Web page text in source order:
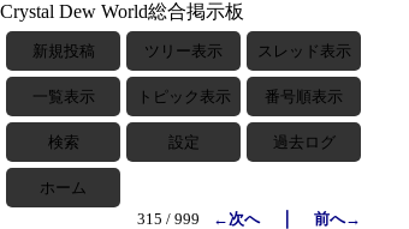
Crystal Dew World総合掲示板
新規投稿 ツリー表示 スレッド表示
一覧表示 トピック表示 番号順表示
検索 設定 過去ログ
ホーム
315 / 999
←次へ｜ 前へ→